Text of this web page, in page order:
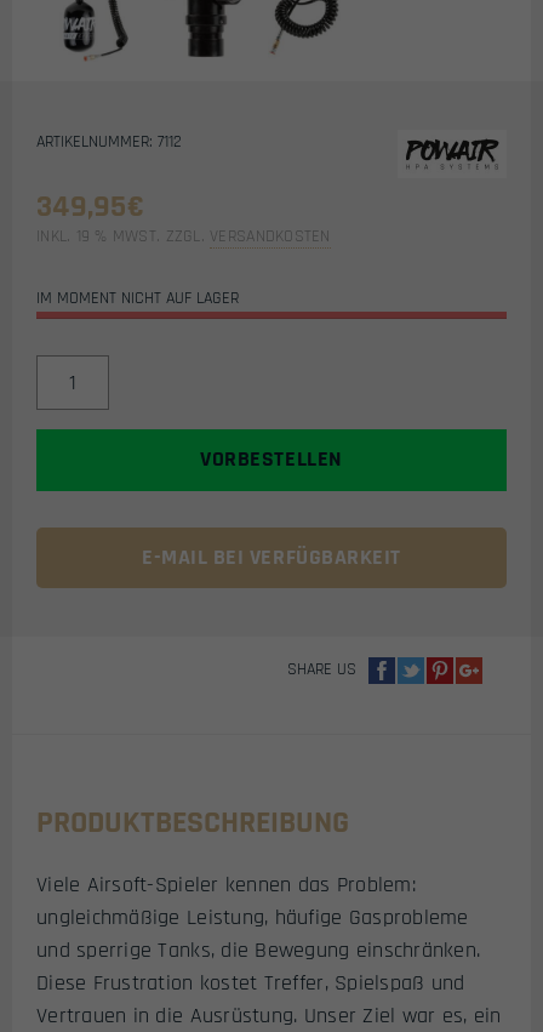
ARTIKELNUMMER: 7112
349,95€
INKL. 19 % MWST. ZZGL. VERSANDKOSTEN
IM MOMENT NICHT AUF LAGER
PERFORMANCE
LINE
SET
SYSTEM,
VORBESTELLEN
E-MAIL BEI VERFÜGBARKEIT
SHARE US
PRODUKTBESCHREIBUNG
Viele Airsoft-Spieler kennen das Problem:
ungleichmäßige Leistung, häufige Gasprobleme
und sperrige Tanks, die Bewegung einschränken.
Diese Frustration kostet Treffer, Spielspaß und
Vertrauen in die Ausrüstung. Unser Ziel war es, ein